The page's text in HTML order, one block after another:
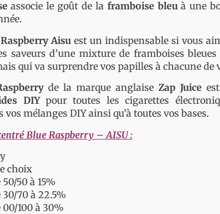
associe le goût de la framboise bleuà une
Aisu est un indispensable si vous
saveurs d’une mixture de framboises
qui va surprendre vos papilles à chacune de
de la marque anglaise Zap Juice
DIYpour toutes les cigarettes
vos mélanges DIY ainsi qu’à toutes vos bases.
Blue Raspberry – AISU :
choix
50 à 15%
30/70 à 22.5%
00/100 à 30%